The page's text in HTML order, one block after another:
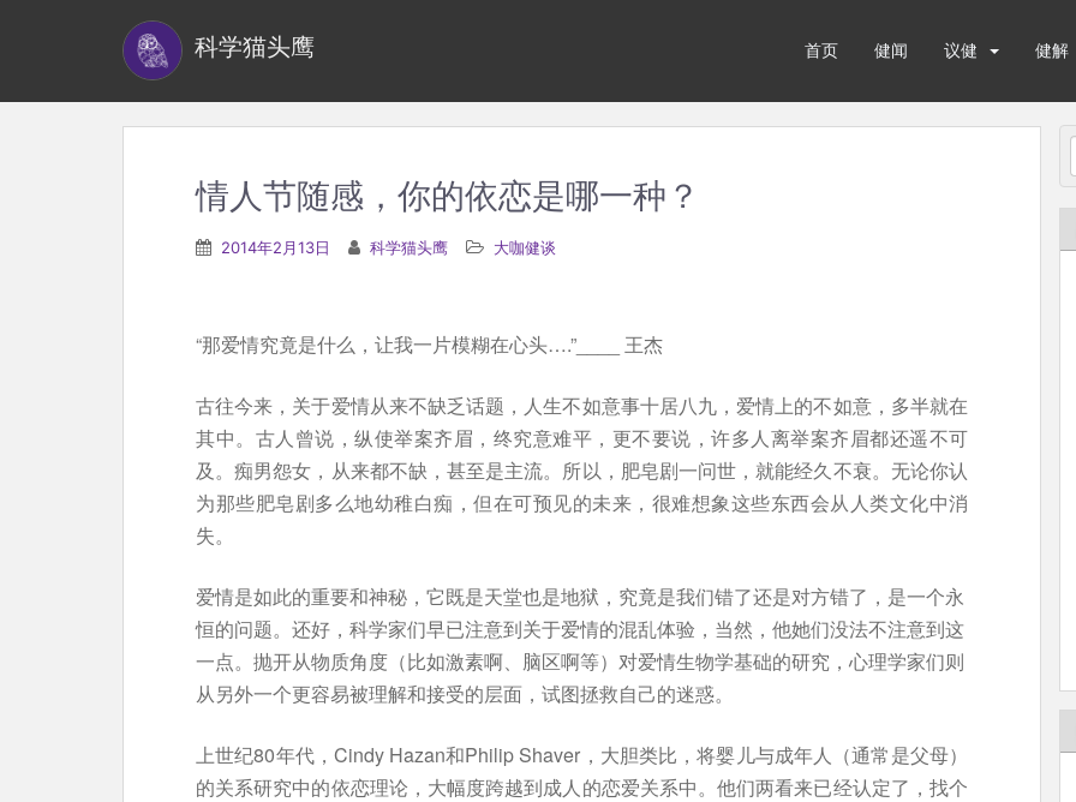
科学猫头鹰 首页 健闻 议健 健解
情人节随感，你的依恋是哪一种？
2014年2月13日 科学猫头鹰 大咖健谈
“那爱情究竟是什么，让我一片模糊在心头….”____ 王杰
古往今来，关于爱情从来不缺乏话题，人生不如意事十居八九，爱情上的不如意，多半就在
其中。古人曾说，纵使举案齐眉，终究意难平，更不要说，许多人离举案齐眉都还遥不可
及。痴男怨女，从来都不缺，甚至是主流。所以，肥皂剧一问世，就能经久不衰。无论你认
为那些肥皂剧多么地幼稚白痴，但在可预见的未来，很难想象这些东西会从人类文化中消
失。
爱情是如此的重要和神秘，它既是天堂也是地狱，究竟是我们错了还是对方错了，是一个永
恒的问题。还好，科学家们早已注意到关于爱情的混乱体验，当然，他她们没法不注意到这
一点。抛开从物质角度（比如激素啊、脑区啊等）对爱情生物学基础的研究，心理学家们则
从另外一个更容易被理解和接受的层面，试图拯救自己的迷惑。
上世纪80年代，Cindy Hazan和Philip Shaver，大胆类比，将婴儿与成年人（通常是父母）
的关系研究中的依恋理论，大幅度跨越到成人的恋爱关系中。他们两看来已经认定了，找个